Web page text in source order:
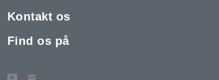
Kontakt os
Find os på